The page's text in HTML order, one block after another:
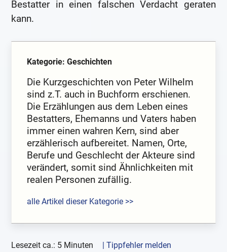
Bestatter in einen falschen Verdacht geraten
kann.
Kategorie: Geschichten
Die Kurzgeschichten von Peter Wilhelm
sind z.T. auch in Buchform erschienen.
Die Erzählungen aus dem Leben eines
Bestatters, Ehemanns und Vaters haben
immer einen wahren Kern, sind aber
erzählerisch aufbereitet. Namen, Orte,
Berufe und Geschlecht der Akteure sind
verändert, somit sind Ähnlichkeiten mit
realen Personen zufällig.
alle Artikel dieser Kategorie >>
Lesezeit ca.: 5 Minuten
| Tippfehler melden